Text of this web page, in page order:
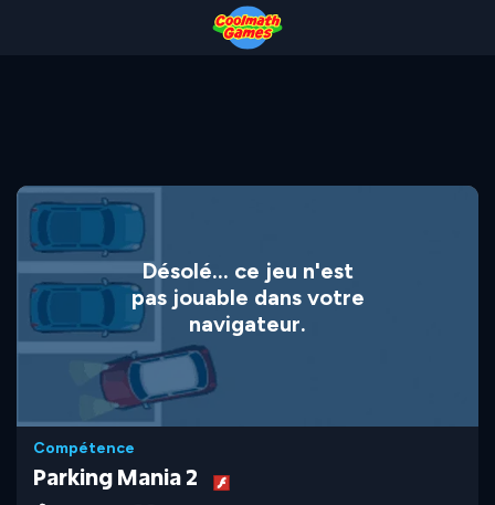
Désolé... ce jeu n'est
pas jouable dans votre
navigateur.
Compétence
Parking Mania 2